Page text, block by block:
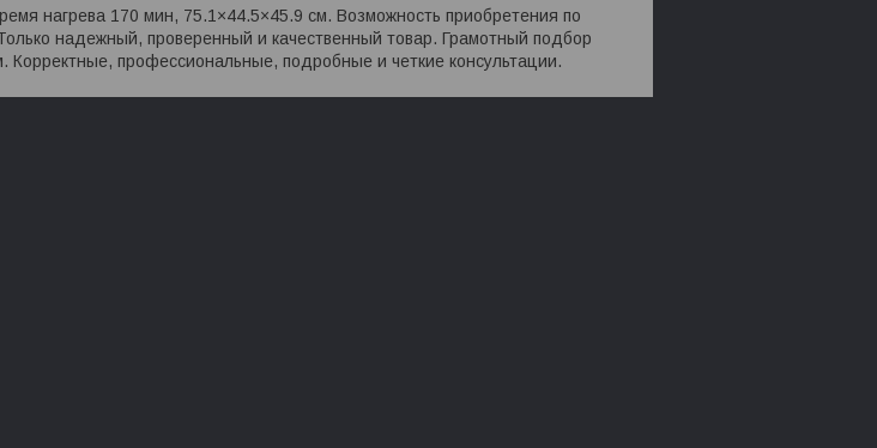
нагрева 170 мин, 75.1×44.5×45.9 см. Возможность приобретения по
надежный, проверенный и качественный товар. Грамотный подбор
профессиональные, подробные и четкие консультации.